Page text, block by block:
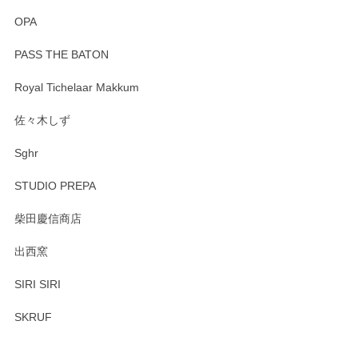
OPA
PASS THE BATON
Royal Tichelaar Makkum
佐々木しず
Sghr
STUDIO PREPA
柴田慶信商店
出西窯
SIRI SIRI
SKRUF